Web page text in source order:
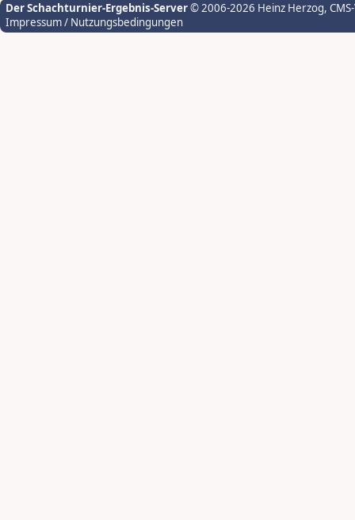
Der Schachturnier-Ergebnis-Server© 2006-2026 Heinz Herzog,
Impressum / Nutzungsbedingungen